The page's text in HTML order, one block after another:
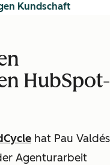
HubSpot-
hat Pau Valdés
Agenturarbeit
Kundschaft